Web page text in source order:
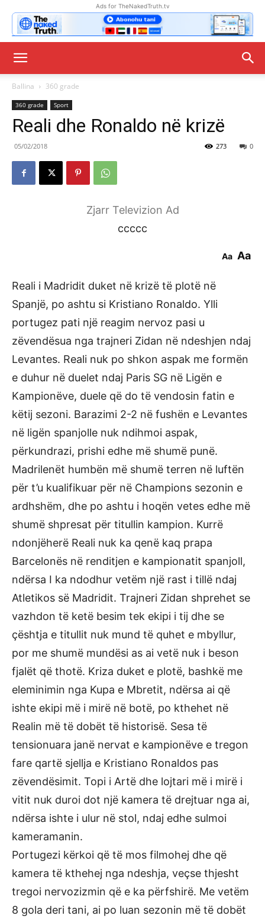
Ads for TheNakedTruth.tv
Ballina 360 grade
360 grade Sport
Reali dhe Ronaldo në krizë
05/02/2018 0
273
Zjarr Televizion Ad
ccccc
Aa Aa
Reali i Madridit duket në krizë të plotë në
Spanjë, po ashtu si Kristiano Ronaldo. Ylli
portugez pati një reagim nervoz pasi u
zëvendësua nga trajneri Zidan në ndeshjen ndaj
Levantes. Reali nuk po shkon aspak me formën
e duhur në duelet ndaj Paris SG në Ligën e
Kampionëve, duele që do të vendosin fatin e
këtij sezoni. Barazimi 2-2 në fushën e Levantes
në ligën spanjolle nuk ndihmoi aspak,
përkundrazi, prishi edhe më shumë punë.
Madrilenët humbën më shumë terren në luftën
për t’u kualifikuar për në Champions sezonin e
ardhshëm, dhe po ashtu i hoqën vetes edhe më
shumë shpresat për titullin kampion. Kurrë
ndonjëherë Reali nuk ka qenë kaq prapa
Barcelonës në renditjen e kampionatit spanjoll,
ndërsa I ka ndodhur vetëm një rast i tillë ndaj
Atletikos së Madridit. Trajneri Zidan shprehet se
vazhdon të ketë besim tek ekipi i tij dhe se
çështja e titullit nuk mund të quhet e mbyllur,
por me shumë mundësi as ai vetë nuk i beson
fjalët që thotë. Kriza duket e plotë, bashkë me
eleminimin nga Kupa e Mbretit, ndërsa ai që
ishte ekipi më i mirë në botë, po kthehet në
Realin më të dobët të historisë. Sesa të
tensionuara janë nervat e kampionëve e tregon
fare qartë sjellja e Kristiano Ronaldos pas
zëvendësimit. Topi i Artë dhe lojtari më i mirë i
vitit nuk duroi dot një kamera të drejtuar nga ai,
ndërsa ishte i ulur në stol, ndaj edhe sulmoi
kameramanin.
Portugezi kërkoi që të mos filmohej dhe që
kamera të kthehej nga ndeshja, veçse thjesht
tregoi nervozizmin që e ka përfshirë. Me vetëm
8 gola deri tani, ai po luan sezonin më të dobët